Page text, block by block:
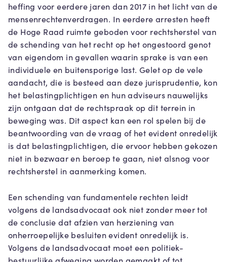
heffing voor eerdere jaren dan 2017 in het licht van de
mensenrechtenverdragen. In eerdere arresten heeft
de Hoge Raad ruimte geboden voor rechtsherstel van
de schending van het recht op het ongestoord genot
van eigendom in gevallen waarin sprake is van een
individuele en buitensporige last. Gelet op de vele
aandacht, die is besteed aan deze jurisprudentie, kon
het belastingplichtigen en hun adviseurs nauwelijks
zijn ontgaan dat de rechtspraak op dit terrein in
beweging was. Dit aspect kan een rol spelen bij de
beantwoording van de vraag of het evident onredelijk
is dat belastingplichtigen, die ervoor hebben gekozen
niet in bezwaar en beroep te gaan, niet alsnog voor
rechtsherstel in aanmerking komen.
Een schending van fundamentele rechten leidt
volgens de landsadvocaat ook niet zonder meer tot
de conclusie dat afzien van herziening van
onherroepelijke besluiten evident onredelijk is.
Volgens de landsadvocaat moet een politiek-